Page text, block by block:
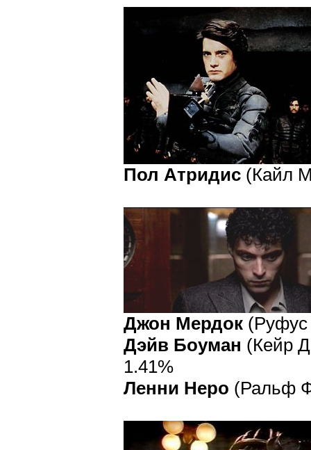
Пол Атридис (Кайл
Джон Мердок
Дэйв Боуман (Кейр
1.41%
Ленни Неро (Ральф